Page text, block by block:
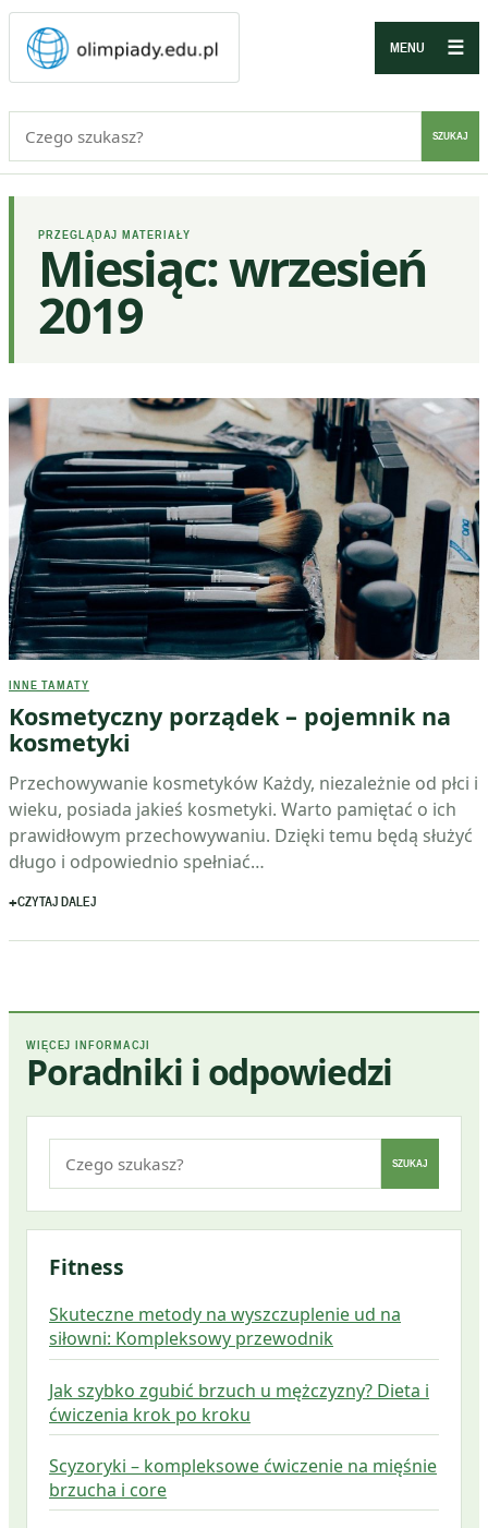
MENU ☰
SZUKAJ
PRZEGLĄDAJ MATERIAŁY
Miesiąc:wrzesień
2019
INNE TAMATY
Kosmetyczny porządek – pojemnik na
kosmetyki
Przechowywanie kosmetyków Każdy, niezależnie od płci i
wieku, posiada jakieś kosmetyki. Warto pamiętać o ich
prawidłowym przechowywaniu. Dzięki temu będą służyć
długo i odpowiednio spełniać…
CZYTAJ DALEJ
WIĘCEJ INFORMACJI
Poradniki i odpowiedzi
Szukaj:
SZUKAJ
Fitness
Skuteczne metody na wyszczuplenie ud na
siłowni: Kompleksowy przewodnik
Jak szybko zgubić brzuch u mężczyzny? Dieta i
ćwiczenia krok po kroku
Scyzoryki – kompleksowe ćwiczenie na mięśnie
brzucha i core